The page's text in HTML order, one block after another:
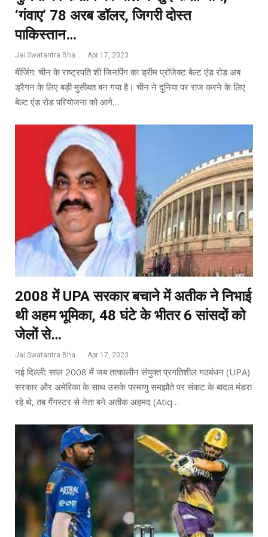
‘गंवाए’ 78 अरब डॉलर, जिगरी दोस्त
पाक‍िस्‍तान…
Apr 17, 2023
बीजिंग: चीन के राष्‍ट्रपति शी जिनपिंग का ड्रीम प्रॉजेक्‍ट बेल्‍ट एंड रोड अब
ड्रैगन के लिए बड़ी मुसीबत बन गया है। चीन ने दुनिया पर राज करने के लिए
बेल्‍ट एंड रोड परियोजना को आगे…
2008 में UPA सरकार बचाने में अतीक ने निभाई
थी अहम भूमिका, 48 घंटे के भीतर 6 सांसदों को
जेलों से…
Jai Swatantra Bharat Apr 17, 2023
नई दिल्ली: साल 2008 में जब तत्कालीन संयुक्त प्रगतिशील गठबंधन (UPA)
सरकार और अमेरिका के साथ उसके परमाणु समझौते पर संकट के बादल मंडरा
रहे थे, तब गैंगस्टर से नेता बने अतीक अहमद (Atiq…